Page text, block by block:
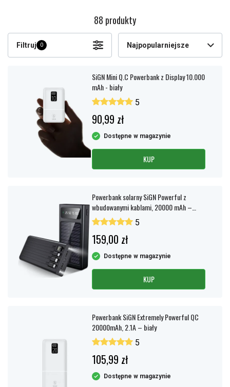
88 produkty
Filtruj 0 Najpopularniejsze
SiGN Mini Q.C Powerbank z Display 10.000
mAh - biały
5
90,99 zł
Dostępne w magazynie
KUP
Powerbank solarny SiGN Powerful z
wbudowanymi kablami, 20000 mAh –
czarny
5
159,00 zł
Dostępne w magazynie
KUP
Powerbank SiGN Extremely Powerful QC
20000mAh, 2.1A – biały
5
105,99 zł
Dostępne w magazynie